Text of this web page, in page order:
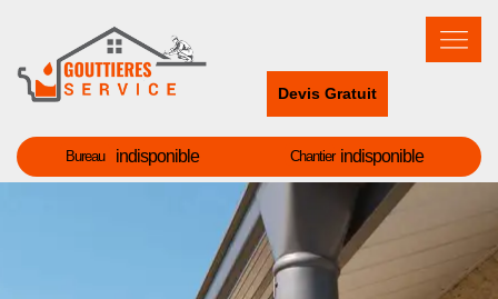
Devis Gratuit
Bureau indisponible Chantier indisponible